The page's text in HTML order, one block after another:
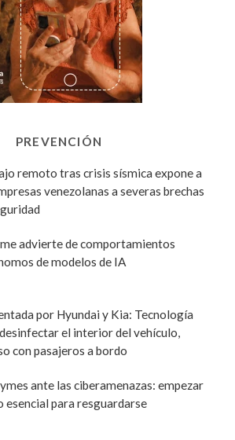
PREVENCIÓN
remoto tras crisis sísmica expone a
venezolanas a severas brechas
advierte de comportamientos
de modelos de IA
por Hyundai y Kia: Tecnología
el interior del vehículo,
con pasajeros a bordo
ante las ciberamenazas: empezar
esencial para resguardarse